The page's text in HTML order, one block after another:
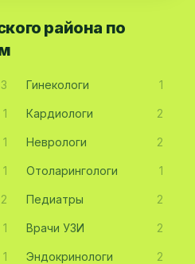
района по
3 Гинекологи 1
1 Кардиологи 2
1 Неврологи 2
1 Отоларингологи 1
2 Педиатры 2
1 Врачи УЗИ 2
1 Эндокринологи 2